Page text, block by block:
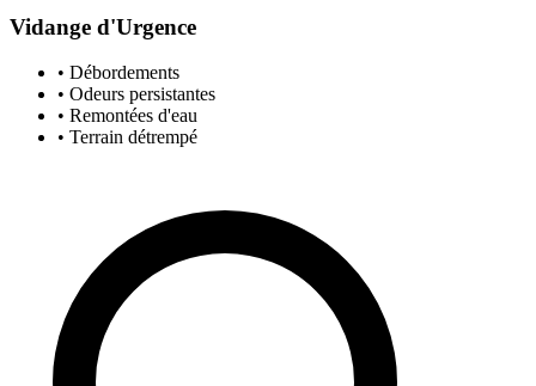
Vidange d'Urgence
• Débordements
• Odeurs persistantes
• Remontées d'eau
• Terrain détrempé